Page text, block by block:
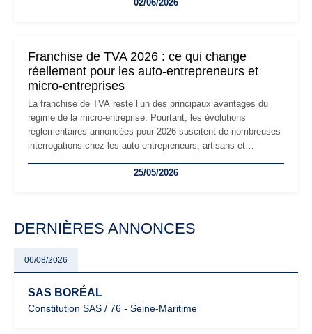
les auto-entrepreneurs devront s'adapter à un environnement
02/06/2026
Franchise de TVA 2026 : ce qui change
réellement pour les auto-entrepreneurs et
micro-entreprises
La franchise de TVA reste l’un des principaux avantages du
régime de la micro-entreprise. Pourtant, les évolutions
réglementaires annoncées pour 2026 suscitent de nombreuses
interrogations chez les auto-entrepreneurs, artisans et
facturation ou risque de bascule vers la TVA : les règles
25/05/2026
DERNIÈRES ANNONCES
06/08/2026
SAS BORÉAL
Constitution SAS / 76 - Seine-Maritime